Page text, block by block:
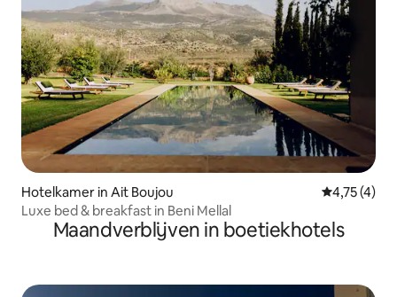
Hotelkamer in Ait Boujou
4,75 (4)
Luxe bed & breakfast in Beni Mellal
Maandverblijven in boetiekhotels